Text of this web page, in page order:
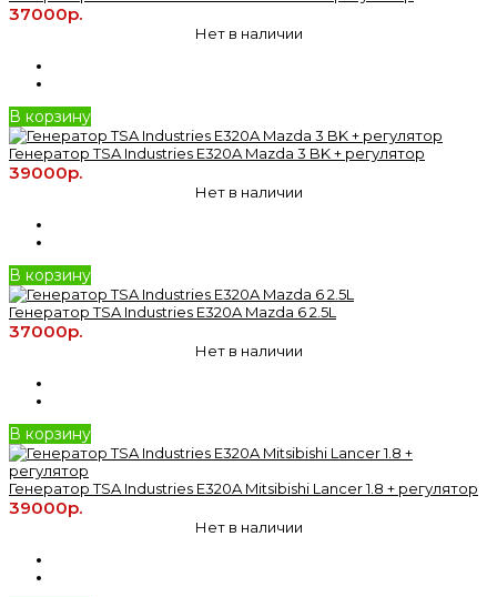
37000р.
Нет в наличии
В корзину
Генератор TSA Industries E320A Mazda 3 BK + регулятор
39000р.
Нет в наличии
В корзину
Генератор TSA Industries E320A Mazda 6 2.5L
37000р.
Нет в наличии
В корзину
Генератор TSA Industries E320A Mitsibishi Lancer 1.8 + регулятор
39000р.
Нет в наличии